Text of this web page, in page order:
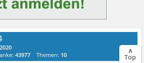
43977 Themen: 10 ∧
Top